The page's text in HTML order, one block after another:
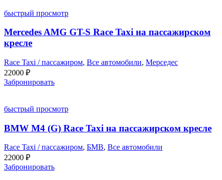
быстрый просмотр
Mercedes AMG GT-S Race Taxi на пассажирском
кресле
Race Taxi / пассажиром, Все автомобили, Мерседес
22000 ₽
Забронировать
быстрый просмотр
BMW M4 (G) Race Taxi на пассажирском кресле
Race Taxi / пассажиром, БМВ, Все автомобили
22000 ₽
Забронировать